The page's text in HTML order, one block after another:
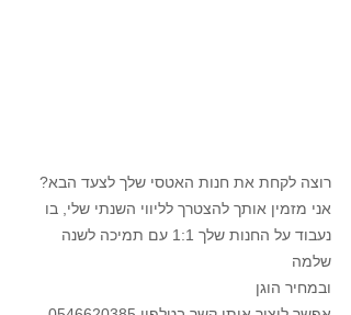
רוצה לקחת את חנות האטסי שלך לצעד הבא?
אני מזמין אותך להצטרך לליווי השנתי שלי, בו
נעבוד על החנות שלך 1:1 עם תמיכה לשנה
שלמה
ובמחיר הוגן